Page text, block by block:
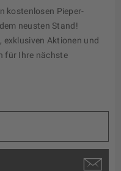
kostenlosen Pieper-
neusten Stand!
exklusiven Aktionen und
für Ihre nächste